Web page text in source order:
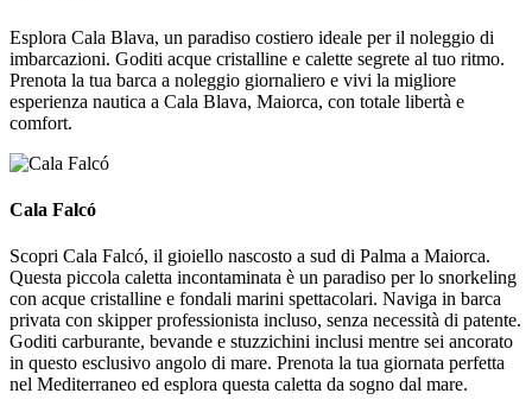
Esplora Cala Blava, un paradiso costiero ideale per il noleggio di
imbarcazioni. Goditi acque cristalline e calette segrete al tuo ritmo.
Prenota la tua barca a noleggio giornaliero e vivi la migliore
esperienza nautica a Cala Blava, Maiorca, con totale libertà e
comfort.
Cala Falcó
Cala Falcó
Scopri Cala Falcó, il gioiello nascosto a sud di Palma a Maiorca.
Questa piccola caletta incontaminata è un paradiso per lo snorkeling
con acque cristalline e fondali marini spettacolari. Naviga in barca
privata con skipper professionista incluso, senza necessità di patente.
Goditi carburante, bevande e stuzzichini inclusi mentre sei ancorato
in questo esclusivo angolo di mare. Prenota la tua giornata perfetta
nel Mediterraneo ed esplora questa caletta da sogno dal mare.